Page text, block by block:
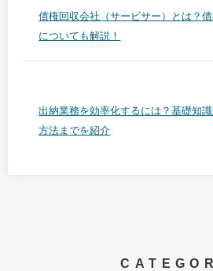
債権回収会社（サービサー）とは？
についても解説！
出納業務を効率化するには？基礎知
方法までを紹介